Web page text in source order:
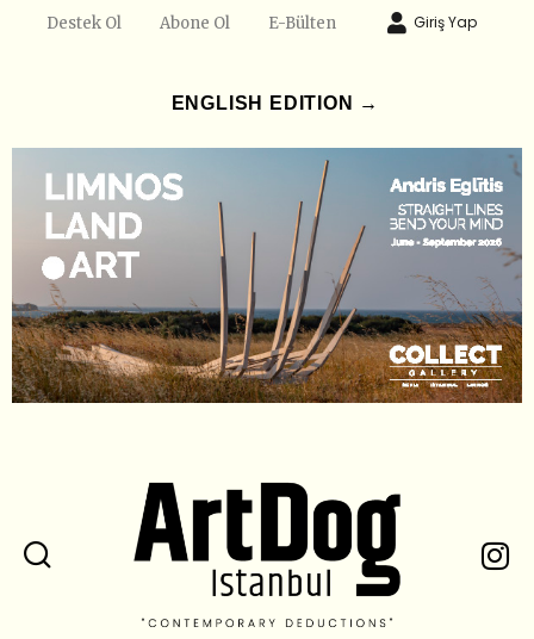
Destek Ol Abone Ol E-Bülten Giriş Yap
ENGLISH EDITION →